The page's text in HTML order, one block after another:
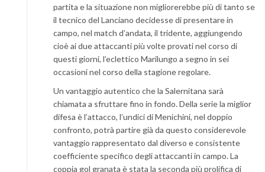
partita e la situazione non migliorerebbe più di tanto se
il tecnico del Lanciano decidesse di presentare in
campo, nel match d’andata, il tridente, aggiungendo
cioè ai due attaccanti più volte provati nel corso di
questi giorni, l’eclettico Marilungo a segno in sei
occasioni nel corso della stagione regolare.
Un vantaggio autentico che la Salernitana sarà
chiamata a sfruttare fino in fondo. Della serie la miglior
difesa è l’attacco, l’undici di Menichini, nel doppio
confronto, potrà partire già da questo considerevole
vantaggio rappresentato dal diverso e consistente
coefficiente specifico degli attaccanti in campo. La
coppia gol granata è stata la seconda più prolifica di